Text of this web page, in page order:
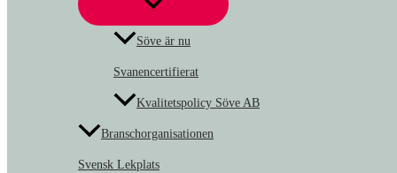
Söve är nu
Svanencertifierat
Kvalitetspolicy Söve AB
Branschorganisationen
Svensk Lekplats